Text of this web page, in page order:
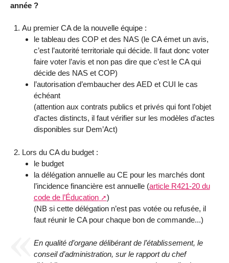
année ?
Au premier CA de la nouvelle équipe :
le tableau des COP et des NAS (le CA émet un avis,
c’est l’autorité territoriale qui décide. Il faut donc voter
faire voter l’avis et non pas dire que c’est le CA qui
décide des NAS et COP)
l’autorisation d’embaucher des AED et CUI le cas
échéant
(attention aux contrats publics et privés qui font l’objet
d’actes distincts, il faut vérifier sur les modèles d’actes
disponibles sur Dem’Act)
Lors du CA du budget :
le budget
la délégation annuelle au CE pour les marchés dont
l’incidence financière est annuelle (article R421-20 du
code de l’Éducation
)
(NB si cette délégation n’est pas votée ou refusée, il
faut réunir le CA pour chaque bon de commande...)
En qualité d’organe délibérant de l’établissement, le
conseil d’administration, sur le rapport du chef